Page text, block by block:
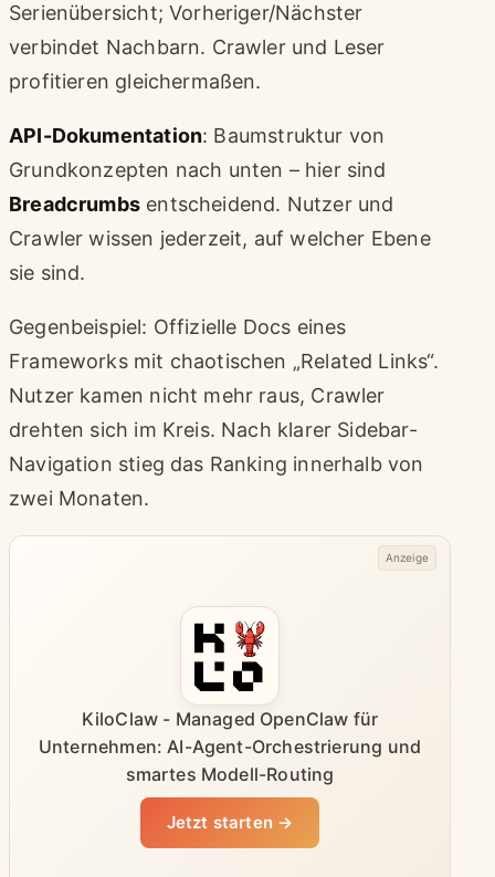
Serienübersicht; Vorheriger/Nächster
verbindet Nachbarn. Crawler und Leser
profitieren gleichermaßen.
API-Dokumentation: Baumstruktur von
Grundkonzepten nach unten – hier sind
Breadcrumbsentscheidend. Nutzer und
Crawler wissen jederzeit, auf welcher Ebene
sie sind.
Gegenbeispiel: Offizielle Docs eines
Frameworks mit chaotischen „Related Links“.
Nutzer kamen nicht mehr raus, Crawler
drehten sich im Kreis. Nach klarer Sidebar-
Navigation stieg das Ranking innerhalb von
zwei Monaten.
KiloClaw - Managed OpenClaw für
Unternehmen: AI-Agent-Orchestrierung und
smartes Modell-Routing
Jetzt starten →
Anzeige